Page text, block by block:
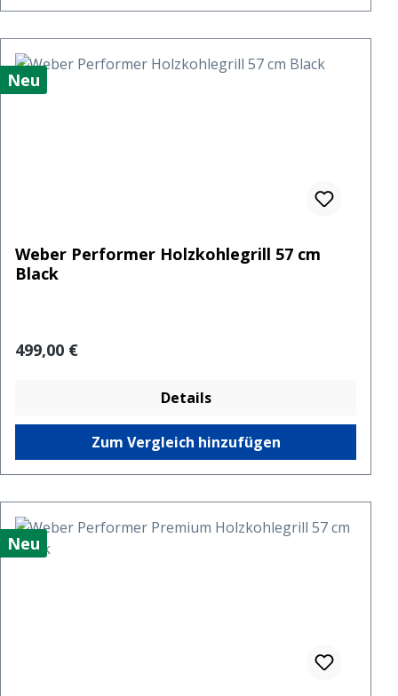
Neu
Weber Performer Holzkohlegrill 57 cm
Black
Regulärer Preis:
499,00 €
Details
Zum Vergleich hinzufügen
Neu